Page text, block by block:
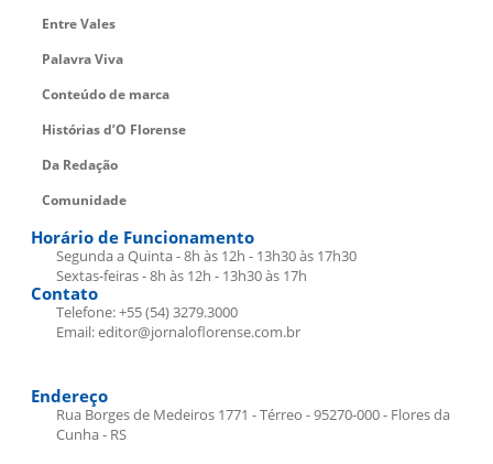
Entre Vales
Palavra Viva
Conteúdo de marca
Histórias d’O Florense
Da Redação
Comunidade
Horário de Funcionamento
Segunda a Quinta - 8h às 12h - 13h30 às 17h30
Sextas-feiras - 8h às 12h - 13h30 às 17h
Contato
Telefone: +55 (54) 3279.3000
Email: editor@jornaloflorense.com.br
Endereço
Rua Borges de Medeiros 1771 - Térreo - 95270-000 - Flores da
Cunha - RS